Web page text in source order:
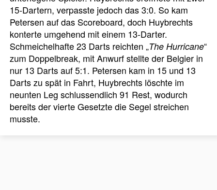
15-Dartern, verpasste jedoch das 3:0. So kam
Petersen auf das Scoreboard, doch Huybrechts
konterte umgehend mit einem 13-Darter.
Schmeichelhafte 23 Darts reichten „The Hurricane“
zum Doppelbreak, mit Anwurf stellte der Belgier in
nur 13 Darts auf 5:1. Petersen kam in 15 und 13
Darts zu spät in Fahrt, Huybrechts löschte im
neunten Leg schlussendlich 91 Rest, wodurch
bereits der vierte Gesetzte die Segel streichen
musste.